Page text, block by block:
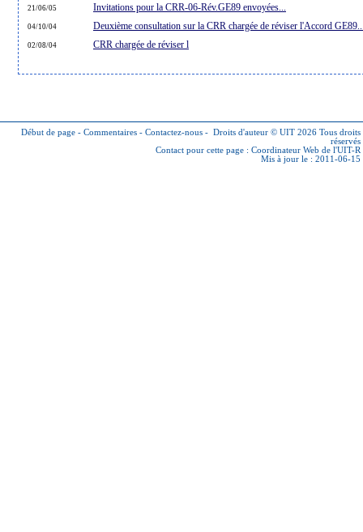
21/06/05 Invitations pour la CRR-06-Rév.GE89 envoyées...
04/10/04 Deuxième consultation sur la CRR chargée de réviser l'Accord
02/08/04 CRR chargée de réviser l
Début de page - Commentaires - Contactez-nous - Droits d'auteur © UIT 2026 Tous droits
réservés
Contact pour cette page : Coordinateur Web de l'UIT-R
Mis à jour le : 2011-06-15